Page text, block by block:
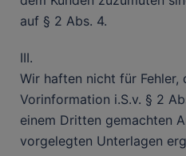
auf § 2 Abs. 4.
III.
Wir haften nicht für Fehler,
Vorinformation i.S.v. § 2
einem Dritten gemachten
vorgelegten Unterlagen